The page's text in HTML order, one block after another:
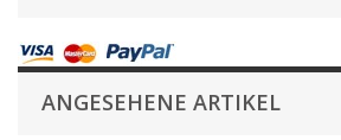
ANGESEHENE ARTIKEL